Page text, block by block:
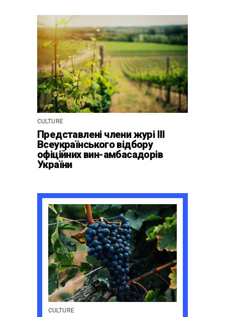
спадщини La Cité du Vin у
Бордо
CULTURE
Представлені члени журі ІІІ
Всеукраїнського відбору
офіційних вин-амбасадорів
України
CULTURE